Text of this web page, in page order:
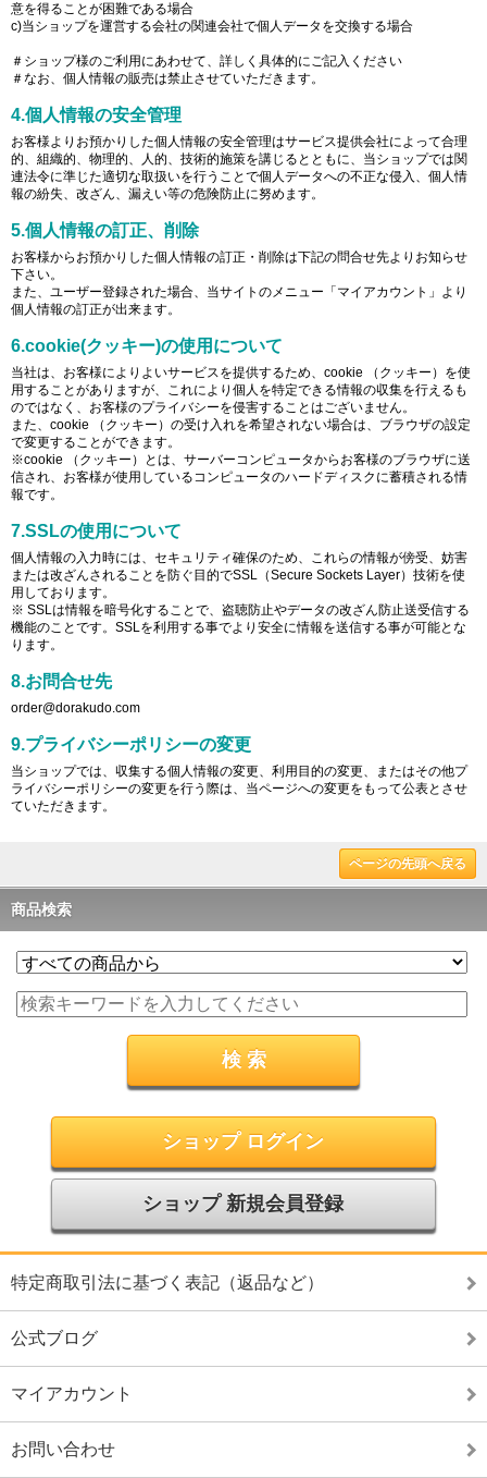
意を得ることが困難である場合
c)当ショップを運営する会社の関連会社で個人データを交換する場合
＃ショップ様のご利用にあわせて、詳しく具体的にご記入ください
＃なお、個人情報の販売は禁止させていただきます。
4.個人情報の安全管理
お客様よりお預かりした個人情報の安全管理はサービス提供会社によって合理
的、組織的、物理的、人的、技術的施策を講じるとともに、当ショップでは関
連法令に準じた適切な取扱いを行うことで個人データへの不正な侵入、個人情
報の紛失、改ざん、漏えい等の危険防止に努めます。
5.個人情報の訂正、削除
お客様からお預かりした個人情報の訂正・削除は下記の問合せ先よりお知らせ
下さい。
また、ユーザー登録された場合、当サイトのメニュー「マイアカウント」より
個人情報の訂正が出来ます。
6.cookie(クッキー)の使用について
当社は、お客様によりよいサービスを提供するため、cookie （クッキー）を使
用することがありますが、これにより個人を特定できる情報の収集を行えるも
のではなく、お客様のプライバシーを侵害することはございません。
また、cookie （クッキー）の受け入れを希望されない場合は、ブラウザの設定
で変更することができます。
※cookie （クッキー）とは、サーバーコンピュータからお客様のブラウザに送
信され、お客様が使用しているコンピュータのハードディスクに蓄積される情
報です。
7.SSLの使用について
個人情報の入力時には、セキュリティ確保のため、これらの情報が傍受、妨害
または改ざんされることを防ぐ目的でSSL（Secure Sockets Layer）技術を使
用しております。
※ SSLは情報を暗号化することで、盗聴防止やデータの改ざん防止送受信する
機能のことです。SSLを利用する事でより安全に情報を送信する事が可能とな
ります。
8.お問合せ先
order@dorakudo.com
9.プライバシーポリシーの変更
当ショップでは、収集する個人情報の変更、利用目的の変更、またはその他プ
ライバシーポリシーの変更を行う際は、当ページへの変更をもって公表とさせ
ていただきます。
ページの先頭へ戻る
商品検索
ショップ ログイン
ショップ 新規会員登録
特定商取引法に基づく表記（返品など）
公式ブログ
マイアカウント
お問い合わせ